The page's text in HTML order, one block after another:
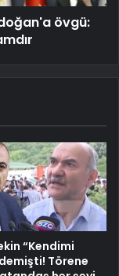
övgü:
“Kendimi
Törene